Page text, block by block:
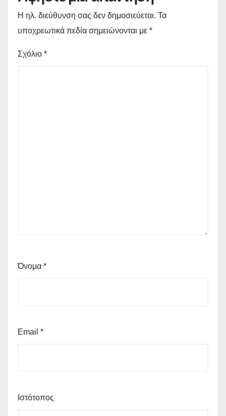
Η ηλ. διεύθυνση σας δεν δημοσιεύεται. Τα
υποχρεωτικά πεδία σημειώνονται με *
Σχόλιο *
Όνομα *
Email *
Ιστότοπος